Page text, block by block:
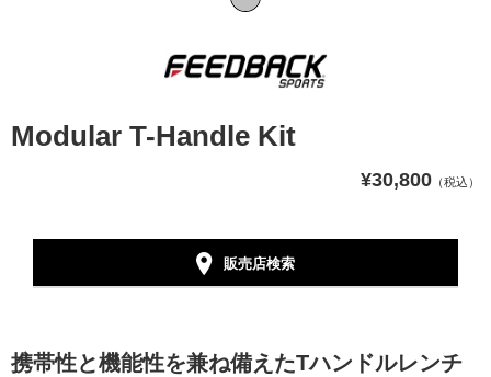
Modular T-Handle Kit
¥30,800 （税込）
販売店検索
携帯性と機能性を兼ね備えたTハンドルレンチ